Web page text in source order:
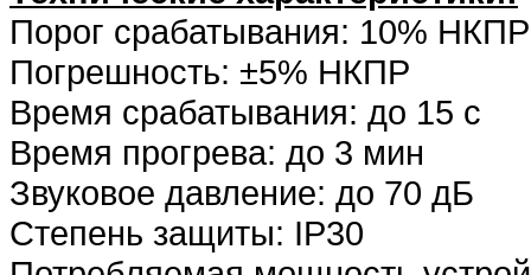
Порог срабатывания: 10% НКПР
Погрешность: ±5% НКПР
Время срабатывания: до 15 с
Время прогрева: до 3 мин
Звуковое давление: до 70 дБ
Степень защиты: IP30